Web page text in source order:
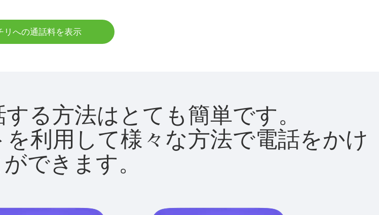
リへの通話料を表示
る方法はとても簡単です。
利用して様々な方法で電話をかけ
できます。